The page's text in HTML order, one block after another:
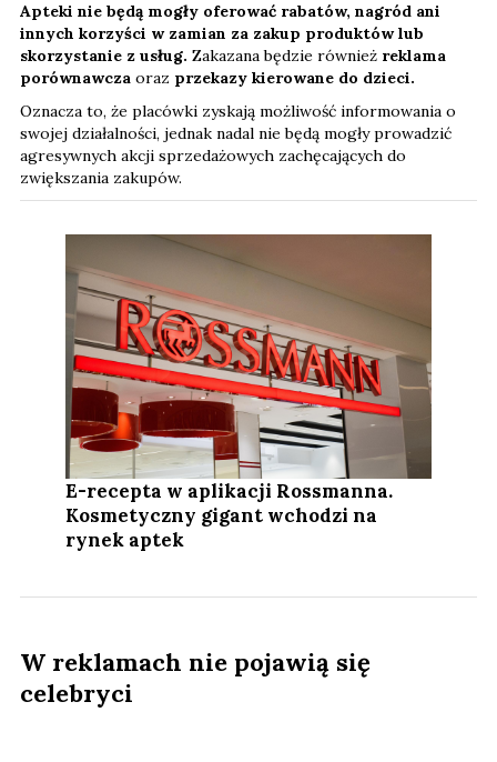
Apteki nie będą mogły oferować rabatów, nagród ani
innych korzyści w zamian za zakup produktów lub
skorzystanie z usług. Zakazana będzie również reklama
porównawcza oraz przekazy kierowane do dzieci.
Oznacza to, że placówki zyskają możliwość informowania o
swojej działalności, jednak nadal nie będą mogły prowadzić
agresywnych akcji sprzedażowych zachęcających do
zwiększania zakupów.
E-recepta w aplikacji Rossmanna.
Kosmetyczny gigant wchodzi na
rynek aptek
W reklamach nie pojawią się
celebryci